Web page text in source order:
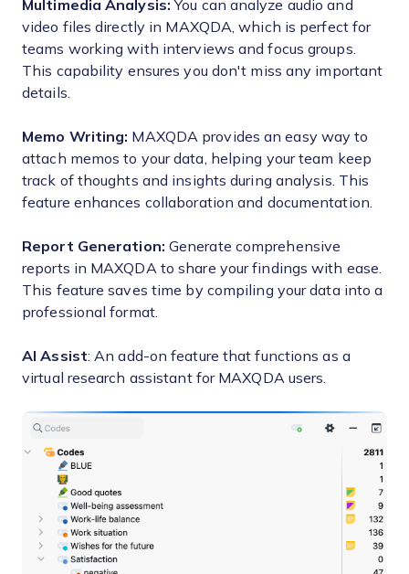
Multimedia Analysis: You can analyze audio and
video files directly in MAXQDA, which is perfect for
teams working with interviews and focus groups.
This capability ensures you don't miss any important
details.
Memo Writing: MAXQDA provides an easy way to
attach memos to your data, helping your team keep
track of thoughts and insights during analysis. This
feature enhances collaboration and documentation.
Report Generation: Generate comprehensive
reports in MAXQDA to share your findings with ease.
This feature saves time by compiling your data into a
professional format.
AI Assist: An add-on feature that functions as a
virtual research assistant for MAXQDA users.